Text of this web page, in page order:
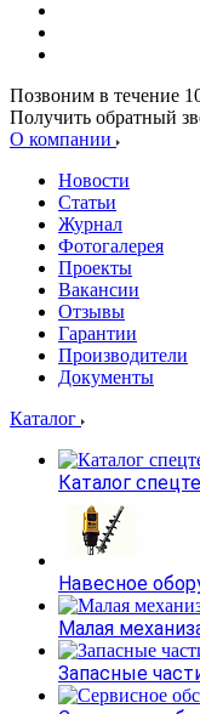
Позвоним в течение
Получить обратный
О компании
Новости
Статьи
Журнал
Фотогалерея
Проекты
Вакансии
Отзывы
Гарантии
Производители
Документы
Каталог
Каталог
Навесное
Малая
Запасные